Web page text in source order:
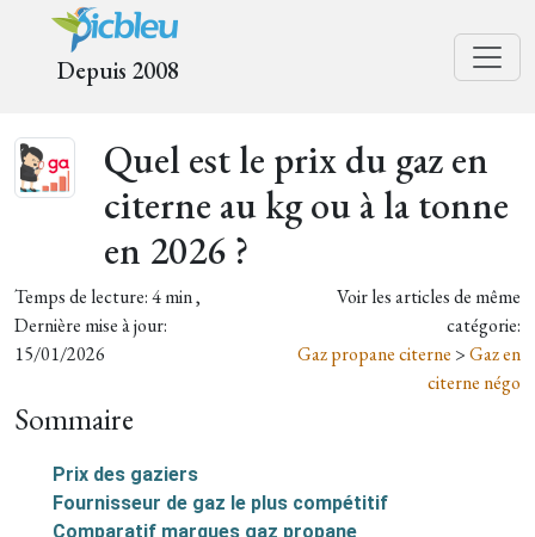
Depuis 2008
Quel est le prix du gaz en
citerne au kg ou à la tonne
en 2026 ?
Temps de lecture: 4 min ,
Dernière mise à jour:
15/01/2026
Voir les articles de même
catégorie:
Gaz propane citerne >Gaz en
citerne négo
Sommaire
Prix des gaziers
Fournisseur de gaz le plus compétitif
Comparatif marques gaz propane